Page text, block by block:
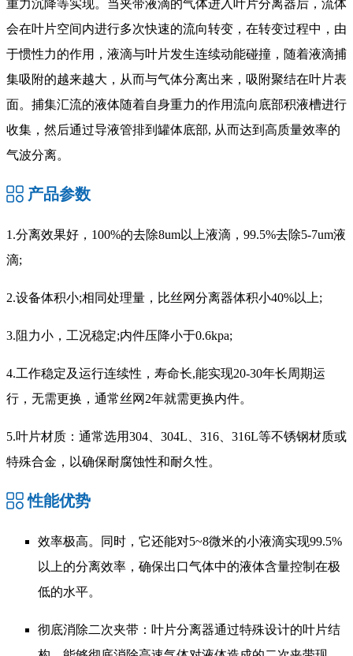
重力沉降等实现。当夹带液滴的气体进入叶片分离器后，流体
会在叶片空间内进行多次快速的流向转变，在转变过程中，由
于惯性力的作用，液滴与叶片发生连续动能碰撞，随着液滴捕
集吸附的越来越大，从而与气体分离出来，吸附聚结在叶片表
面。捕集汇流的液体随着自身重力的作用流向底部积液槽进行
收集，然后通过导液管排到罐体底部, 从而达到高质量效率的
气波分离。
产品参数
1.分离效果好，100%的去除8um以上液滴，99.5%去除5-7um液
滴;
2.设备体积小;相同处理量，比丝网分离器体积小40%以上;
3.阻力小，工况稳定;内件压降小于0.6kpa;
4.工作稳定及运行连续性，寿命长,能实现20-30年长周期运
行，无需更换，通常丝网2年就需更换内件。
5.叶片材质：通常选用304、304L、316、316L等不锈钢材质或
特殊合金，以确保耐腐蚀性和耐久性。
性能优势
效率极高。同时，它还能对5~8微米的小液滴实现99.5%
以上的分离效率，确保出口气体中的液体含量控制在极
低的水平。
彻底消除二次夹带：叶片分离器通过特殊设计的叶片结